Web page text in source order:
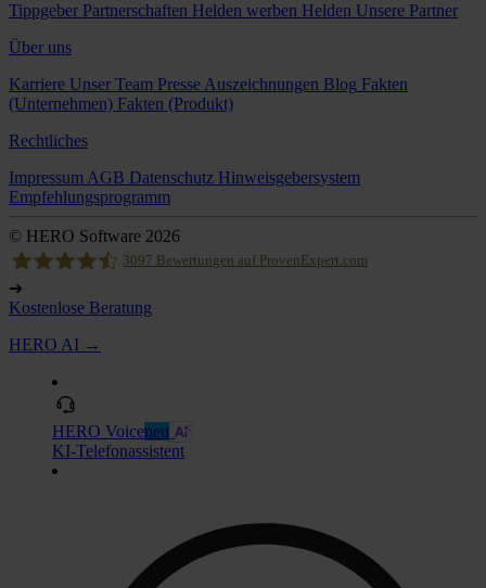
Tippgeber Partnerschaften Helden werben Helden Unsere Partner
Über uns
Karriere Unser Team Presse Auszeichnungen Blog Fakten
(Unternehmen) Fakten (Produkt)
Rechtliches
Impressum AGB Datenschutz Hinweisgebersystem
Empfehlungsprogramm
© HERO Software 2026
3097 Bewertungen auf ProvenExpert.com
➔
Kostenlose Beratung
HERO AI →
HERO Voiceneu
KI-Telefonassistent